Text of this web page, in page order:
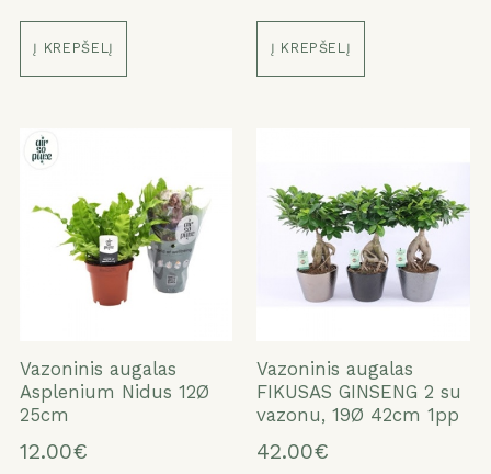
Į KREPŠELĮ Į KREPŠELĮ
Vazoninis augalas
Asplenium Nidus 12Ø
25cm
12.00€
Vazoninis augalas
FIKUSAS GINSENG 2 su
vazonu, 19Ø 42cm 1pp
42.00€